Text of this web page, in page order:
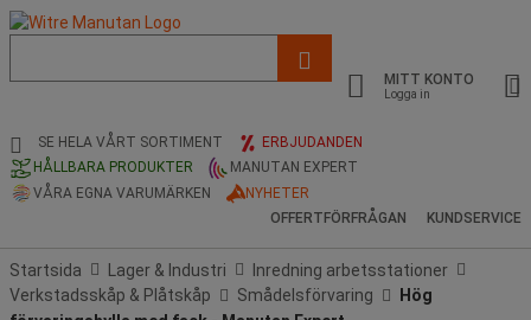
och
sökhistorik
MITT KONTO
Logga in
SE HELA VÅRT SORTIMENT
ERBJUDANDEN
HÅLLBARA PRODUKTER
MANUTAN EXPERT
VÅRA EGNA VARUMÄRKEN
NYHETER
OFFERTFÖRFRÅGAN
KUNDSERVICE
Startsida Lager & Industri
Inredning arbetsstationer
Verkstadsskåp & Plåtskåp
Smådelsförvaring
Hög